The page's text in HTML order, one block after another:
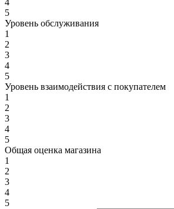
4
5
Уровень обслуживания
1
2
3
4
5
Уровень взаимодействия с покупателем
1
2
3
4
5
Общая оценка магазина
1
2
3
4
5